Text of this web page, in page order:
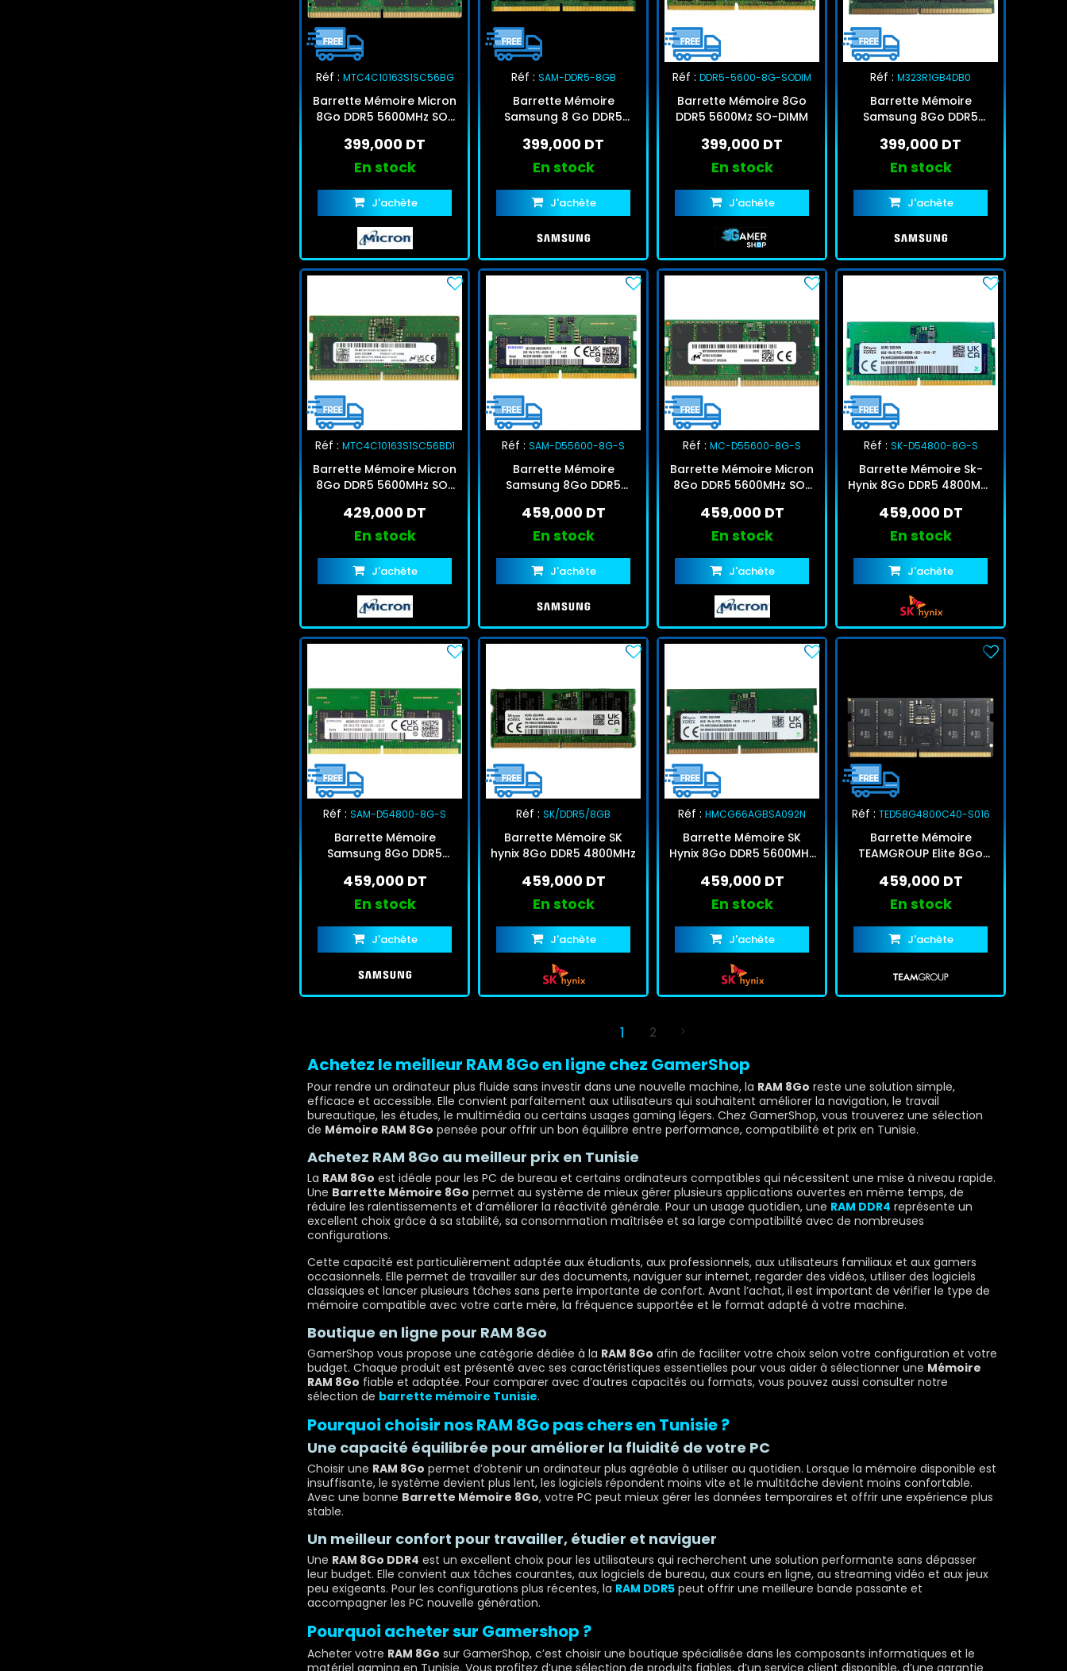
Réf : MTC4C10163S1SC56BG
Barrette Mémoire Micron
8Go DDR5 5600MHz SO-
399,000 DT
En stock
J'achète
Réf : SAM-DDR5-8GB
Barrette Mémoire
Samsung 8 Go DDR5
399,000 DT
En stock
J'achète
Réf : DDR5-5600-8G-SODIM
Barrette Mémoire 8Go
DDR5 5600Mz SO-DIMM
399,000 DT
En stock
J'achète
Réf : M323R1GB4DB0
Barrette Mémoire
Samsung 8Go DDR5
399,000 DT
En stock
J'achète
Réf : MTC4C10163S1SC56BD1
Barrette Mémoire Micron
8Go DDR5 5600MHz SO-
429,000 DT
En stock
J'achète
Réf : SAM-D55600-8G-S
Barrette Mémoire
Samsung 8Go DDR5
459,000 DT
En stock
J'achète
Réf : MC-D55600-8G-S
Barrette Mémoire Micron
8Go DDR5 5600MHz SO-
459,000 DT
En stock
J'achète
Réf : SK-D54800-8G-S
Barrette Mémoire Sk-
Hynix 8Go DDR5 4800MHz
459,000 DT
En stock
J'achète
Réf : SAM-D54800-8G-S
Barrette Mémoire
Samsung 8Go DDR5
459,000 DT
En stock
J'achète
Réf : SK/DDR5/8GB
Barrette Mémoire SK
hynix 8Go DDR5 4800MHz
459,000 DT
En stock
J'achète
Réf : HMCG66AGBSA092N
Barrette Mémoire SK
Hynix 8Go DDR5 5600MHz
459,000 DT
En stock
J'achète
Réf : TED58G4800C40-S016
Barrette Mémoire
TEAMGROUP Elite 8Go
459,000 DT
En stock
J'achète
1 2
Achetez le meilleur RAM 8Go en ligne chez GamerShop
Pour rendre un ordinateur plus fluide sans investir dans une nouvelle machine, la RAM 8Go reste une solution simple,
efficace et accessible. Elle convient parfaitement aux utilisateurs qui souhaitent améliorer la navigation, le travail
bureautique, les études, le multimédia ou certains usages gaming légers. Chez GamerShop, vous trouverez une sélection
de Mémoire RAM 8Go pensée pour offrir un bon équilibre entre performance, compatibilité et prix en Tunisie.
Achetez RAM 8Go au meilleur prix en Tunisie
La RAM 8Go est idéale pour les PC de bureau et certains ordinateurs compatibles qui nécessitent une mise à niveau rapide.
Une Barrette Mémoire 8Go permet au système de mieux gérer plusieurs applications ouvertes en même temps, de
réduire les ralentissements et d’améliorer la réactivité générale. Pour un usage quotidien, une RAM DDR4 représente un
excellent choix grâce à sa stabilité, sa consommation maîtrisée et sa large compatibilité avec de nombreuses
configurations.
Cette capacité est particulièrement adaptée aux étudiants, aux professionnels, aux utilisateurs familiaux et aux gamers
occasionnels. Elle permet de travailler sur des documents, naviguer sur internet, regarder des vidéos, utiliser des logiciels
classiques et lancer plusieurs tâches sans perte importante de confort. Avant l’achat, il est important de vérifier le type de
mémoire compatible avec votre carte mère, la fréquence supportée et le format adapté à votre machine.
Boutique en ligne pour RAM 8Go
GamerShop vous propose une catégorie dédiée à la RAM 8Go afin de faciliter votre choix selon votre configuration et votre
budget. Chaque produit est présenté avec ses caractéristiques essentielles pour vous aider à sélectionner une Mémoire
RAM 8Go fiable et adaptée. Pour comparer avec d’autres capacités ou formats, vous pouvez aussi consulter notre
sélection de barrette mémoire Tunisie.
Pourquoi choisir nos RAM 8Go pas chers en Tunisie ?
Une capacité équilibrée pour améliorer la fluidité de votre PC
Choisir une RAM 8Go permet d’obtenir un ordinateur plus agréable à utiliser au quotidien. Lorsque la mémoire disponible est
insuffisante, le système devient plus lent, les logiciels répondent moins vite et le multitâche devient moins confortable.
Avec une bonne Barrette Mémoire 8Go, votre PC peut mieux gérer les données temporaires et offrir une expérience plus
stable.
Un meilleur confort pour travailler, étudier et naviguer
Une RAM 8Go DDR4 est un excellent choix pour les utilisateurs qui recherchent une solution performante sans dépasser
leur budget. Elle convient aux tâches courantes, aux logiciels de bureau, aux cours en ligne, au streaming vidéo et aux jeux
peu exigeants. Pour les configurations plus récentes, la RAM DDR5 peut offrir une meilleure bande passante et
accompagner les PC nouvelle génération.
Pourquoi acheter sur Gamershop ?
Acheter votre RAM 8Go sur GamerShop, c’est choisir une boutique spécialisée dans les composants informatiques et le
matériel gaming en Tunisie. Vous profitez d’une sélection de produits fiables, d’un service client disponible, d’une garantie